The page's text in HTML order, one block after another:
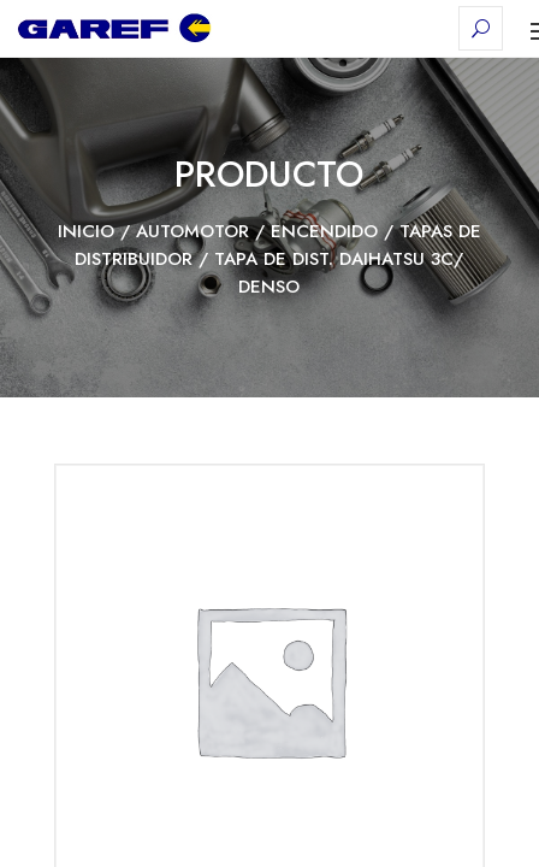
PRODUCTO
INICIO/AUTOMOTOR/ENCENDIDO/TAPAS DE
DISTRIBUIDOR/ TAPA DE DIST. DAIHATSU 3C/
DENSO